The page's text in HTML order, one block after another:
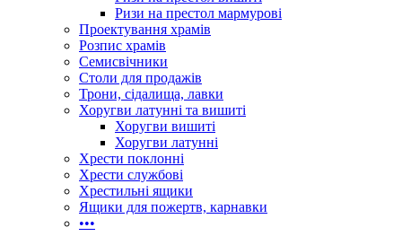
Ризи на престол мармурові
Проектування храмів
Розпис храмів
Семисвічники
Столи для продажів
Трони, сідалища, лавки
Хоругви латунні та вишиті
Хоругви вишиті
Хоругви латунні
Хрести поклонні
Хрести службові
Хрестильні ящики
Ящики для пожертв, карнавки
•••